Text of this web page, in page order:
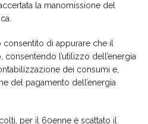
la manomissione del
consentito di appurare che il
consentendo l’utilizzo dell’energia
dei consumi e,
del pagamento dell’energia
per il 60enne è scattato il